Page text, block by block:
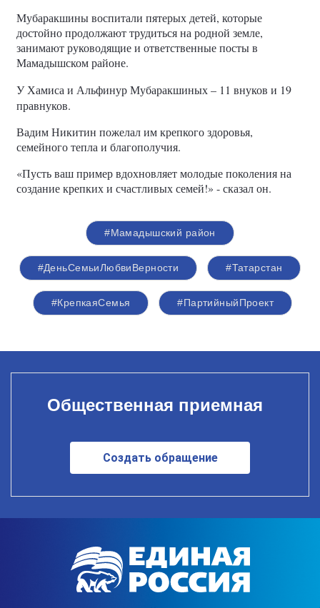
Мубаракшины воспитали пятерых детей, которые
достойно продолжают трудиться на родной земле,
занимают руководящие и ответственные посты в
Мамадышском районе.
У Хамиса и Альфинур Мубаракшиных– 11 внуков и 19
правнуков.
Вадим Никитин пожелал им крепкого здоровья,
семейного тепла и благополучия.
«Пусть ваш пример вдохновляет молодые поколения на
создание крепких и счастливых семей!» - сказал он.
#Мамадышский район
#ДеньСемьиЛюбвиВерности #Татарстан
#КрепкаяСемья #ПартийныйПроект
Общественная приемная
Создать обращение